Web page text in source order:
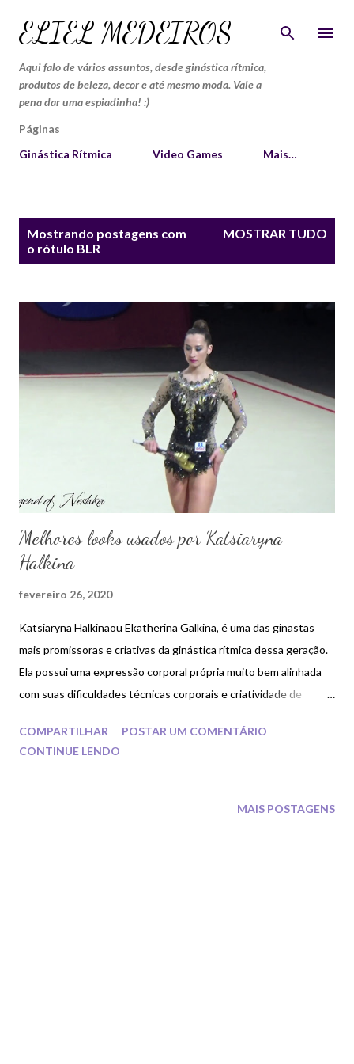
Pular para o conteúdo principal
ELIEL MEDEIROS
Aqui falo de vários assuntos, desde ginástica rítmica,
produtos de beleza, decor e até mesmo moda. Vale a
pena dar uma espiadinha! :)
Páginas
Ginástica Rítmica
Video Games Mais…
Mostrando postagens com
o rótulo BLR
MOSTRAR TUDO
Melhores looks usados por Katsiaryna
Halkina
fevereiro 26, 2020
Katsiaryna Halkinaou Ekatherina Galkina, é uma das ginastas
mais promissoras e criativas da ginástica rítmica dessa geração.
Ela possui uma expressão corporal própria muito bem alinhada
com suas dificuldades técnicas corporais e criatividade de
COMPARTILHAR
POSTAR UM COMENTÁRIO
CONTINUE LENDO
MAIS POSTAGENS